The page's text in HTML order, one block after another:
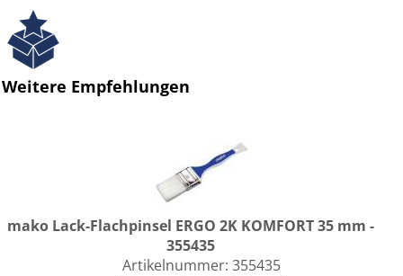
Weitere Empfehlungen
mako Lack-Flachpinsel ERGO 2K KOMFORT 35 mm -
355435
Artikelnummer: 355435